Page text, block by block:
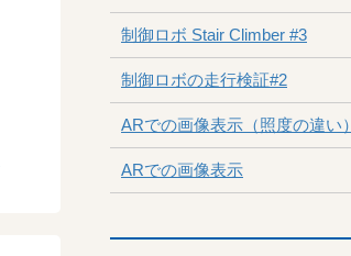
制御ロボ Stair Climber #3
制御ロボの走行検証#2
ARでの画像表示（照度の違い）
ARでの画像表示